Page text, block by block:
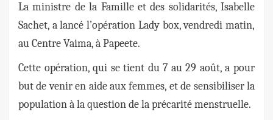
La ministre de la Famille et des solidarités, Isabelle
Sachet, a lancé l’opération Lady box, vendredi matin,
au Centre Vaima, à Papeete.
Cette opération, qui se tient du 7 au 29 août, a pour
but de venir en aide aux femmes, et de sensibiliser la
population à la question de la précarité menstruelle.